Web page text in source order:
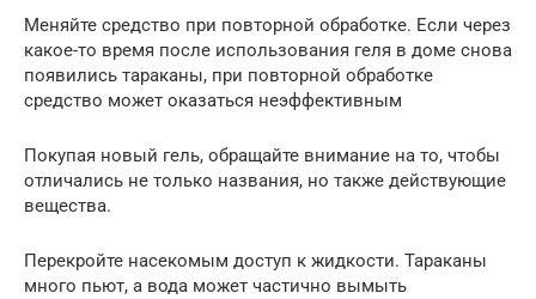
Меняйте средство при повторной обработке. Если через
какое-то время после использования геля в доме снова
появились тараканы, при повторной обработке
средство может оказаться неэффективным
Покупая новый гель, обращайте внимание на то, чтобы
отличались не только названия, но также действующие
вещества.
Перекройте насекомым доступ к жидкости. Тараканы
много пьют, а вода может частично вымыть